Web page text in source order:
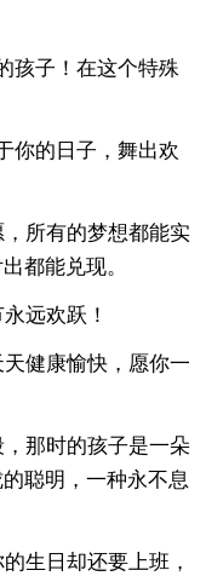
孩子！在这个特殊
你的日子，舞出欢
所有的梦想都能实
都能兑现。
远欢跃！
健康愉快，愿你一
那时的孩子是一朵
聪明，一种永不息
生日却还要上班，